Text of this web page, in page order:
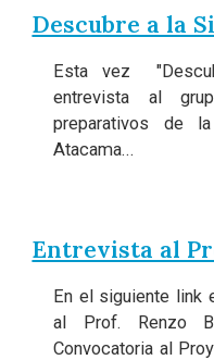
Descubre a la
Esta vez
entrevista al
preparativos de
Atacama...
Entrevista al
En el siguiente link
al Prof. Renzo
Convocatoria al